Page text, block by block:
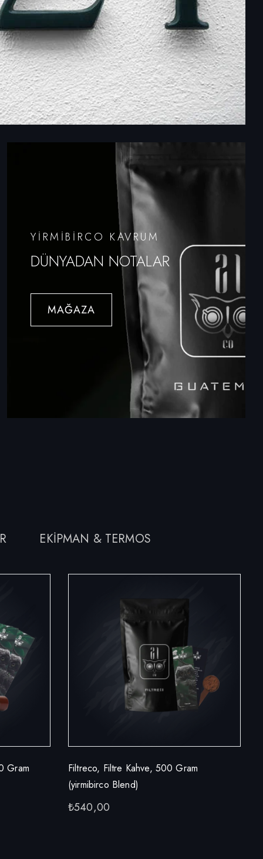
YİRMİBİRCO KAVRUM
DÜNYADAN NOTALAR
MAĞAZA
EKIPMAN & TERMOS
Gram
Filtreco, Filtre Kahve, 500 Gram
(yirmibirco Blend)
₺540,00